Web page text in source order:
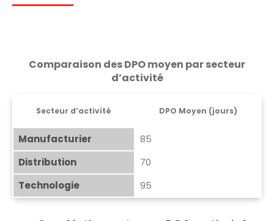
Comparaison des DPO moyen par secteur
d’activité
Secteur d’activité DPO Moyen (jours)
Manufacturier
85
Distribution
70
Technologie
95